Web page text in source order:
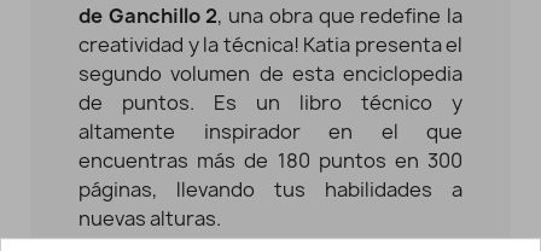
de Ganchillo 2, una obra que redefine la
creatividad y la técnica! Katia presenta el
segundo volumen de esta enciclopedia
de puntos. Es un libro técnico y
altamente inspirador en el que
encuentras más de 180 puntos en 300
páginas, llevando tus habilidades a
nuevas alturas.